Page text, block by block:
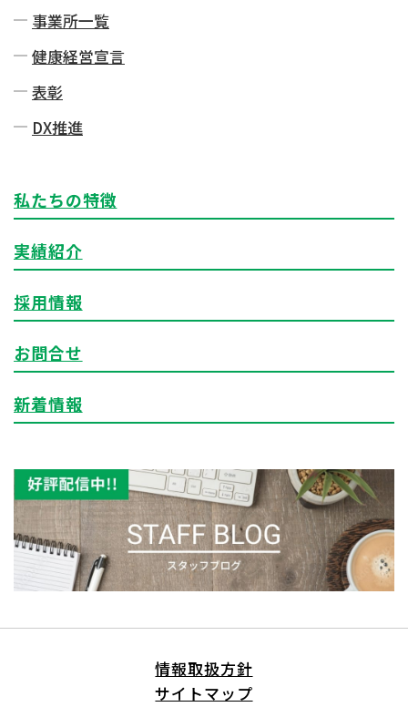
事業所一覧
健康経営宣言
表彰
DX推進
私たちの特徴
実績紹介
採用情報
お問合せ
新着情報
情報取扱方針
サイトマップ